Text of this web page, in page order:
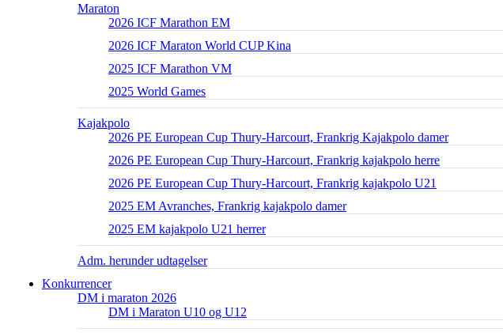
Maraton
2026 ICF Marathon EM
2026 ICF Maraton World CUP Kina
2025 ICF Marathon VM
2025 World Games
Kajakpolo
2026 PE European Cup Thury-Harcourt, Frankrig Kajakpolo damer
2026 PE European Cup Thury-Harcourt, Frankrig kajakpolo herre
2026 PE European Cup Thury-Harcourt, Frankrig kajakpolo U21
2025 EM Avranches, Frankrig kajakpolo damer
2025 EM kajakpolo U21 herrer
Adm. herunder udtagelser
Konkurrencer
DM i maraton 2026
DM i Maraton U10 og U12